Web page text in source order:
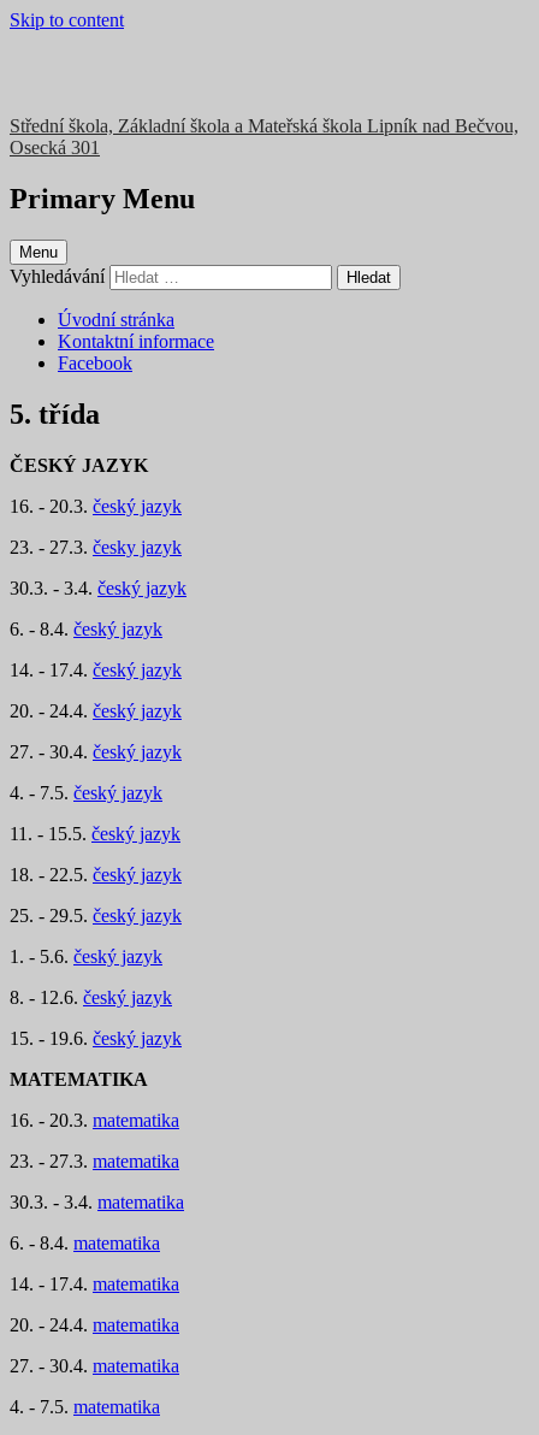
Skip to content
Střední škola, Základní škola a Mateřská škola Lipník nad Bečvou,
Osecká 301
Primary Menu
Menu
Vyhledávání
Úvodní stránka
Kontaktní informace
Facebook
5. třída
ČESKÝ JAZYK
16. - 20.3. český jazyk
23. - 27.3. česky jazyk
30.3. - 3.4. český jazyk
6. - 8.4. český jazyk
14. - 17.4. český jazyk
20. - 24.4. český jazyk
27. - 30.4. český jazyk
4. - 7.5. český jazyk
11. - 15.5. český jazyk
18. - 22.5. český jazyk
25. - 29.5. český jazyk
1. - 5.6. český jazyk
8. - 12.6. český jazyk
15. - 19.6. český jazyk
MATEMATIKA
16. - 20.3. matematika
23. - 27.3. matematika
30.3. - 3.4. matematika
6. - 8.4. matematika
14. - 17.4. matematika
20. - 24.4. matematika
27. - 30.4. matematika
4. - 7.5. matematika